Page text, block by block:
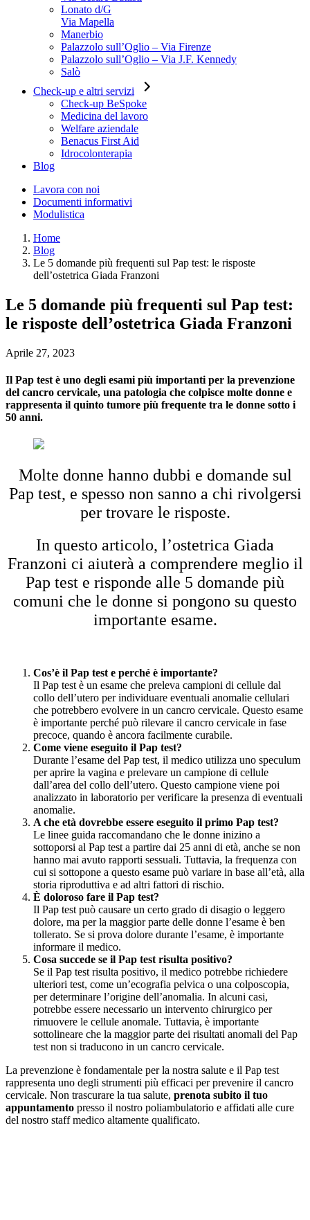
Lonato d/G
Via Mapella
Manerbio
Palazzolo sull’Oglio – Via Firenze
Palazzolo sull’Oglio – Via J.F. Kennedy
Salò
Check-up e altri servizi
Check-up BeSpoke
Medicina del lavoro
Welfare aziendale
Benacus First Aid
Idrocolonterapia
Blog
Lavora con noi
Documenti informativi
Modulistica
Home
Blog
Le 5 domande più frequenti sul Pap test: le risposte
dell’ostetrica Giada Franzoni
Le 5 domande più frequenti sul Pap test:
le risposte dell’ostetrica Giada Franzoni
Aprile 27, 2023
Il Pap test è uno degli esami più importanti per la prevenzione
del cancro cervicale, una patologia che colpisce molte donne e
rappresenta il quinto tumore più frequente tra le donne sotto i
50 anni.
Molte donne hanno dubbi e domande sul
Pap test, e spesso non sanno a chi rivolgersi
per trovare le risposte.
In questo articolo, l’ostetrica Giada
Franzoni ci aiuterà a comprendere meglio il
Pap test e risponde alle 5 domande più
comuni che le donne si pongono su questo
importante esame.
Cos’è il Pap test e perché è importante?
Il Pap test è un esame che preleva campioni di cellule dal
collo dell’utero per individuare eventuali anomalie cellulari
che potrebbero evolvere in un cancro cervicale. Questo esame
è importante perché può rilevare il cancro cervicale in fase
precoce, quando è ancora facilmente curabile.
Come viene eseguito il Pap test?
Durante l’esame del Pap test, il medico utilizza uno speculum
per aprire la vagina e prelevare un campione di cellule
dall’area del collo dell’utero. Questo campione viene poi
analizzato in laboratorio per verificare la presenza di eventuali
anomalie.
A che età dovrebbe essere eseguito il primo Pap test?
Le linee guida raccomandano che le donne inizino a
sottoporsi al Pap test a partire dai 25 anni di età, anche se non
hanno mai avuto rapporti sessuali. Tuttavia, la frequenza con
cui si sottopone a questo esame può variare in base all’età, alla
storia riproduttiva e ad altri fattori di rischio.
È doloroso fare il Pap test?
Il Pap test può causare un certo grado di disagio o leggero
dolore, ma per la maggior parte delle donne l’esame è ben
tollerato. Se si prova dolore durante l’esame, è importante
informare il medico.
Cosa succede se il Pap test risulta positivo?
Se il Pap test risulta positivo, il medico potrebbe richiedere
ulteriori test, come un’ecografia pelvica o una colposcopia,
per determinare l’origine dell’anomalia. In alcuni casi,
potrebbe essere necessario un intervento chirurgico per
rimuovere le cellule anomale. Tuttavia, è importante
sottolineare che la maggior parte dei risultati anomali del Pap
test non si traducono in un cancro cervicale.
La prevenzione è fondamentale per la nostra salute e il Pap test
rappresenta uno degli strumenti più efficaci per prevenire il cancro
cervicale. Non trascurare la tua salute, prenota subito il tuo
appuntamento presso il nostro poliambulatorio e affidati alle cure
del nostro staff medico altamente qualificato.